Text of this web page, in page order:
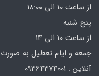
از ساعت 10 الی 18:00
پنج شنبه
از ساعت 10 الی 14
جمعه و ایام تعطیل به